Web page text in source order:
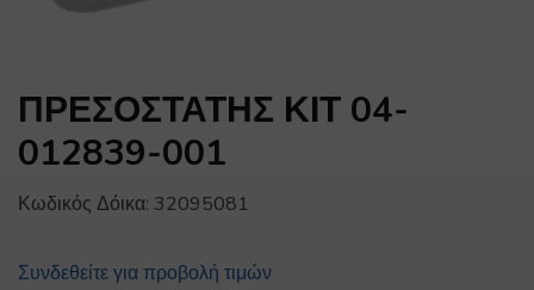
ΠΡΕΣΟΣΤΑΤΗΣ ΚΙΤ 04-
012839-001
Κωδικός Δόικα: 32095081
Συνδεθείτε για προβολή τιμών